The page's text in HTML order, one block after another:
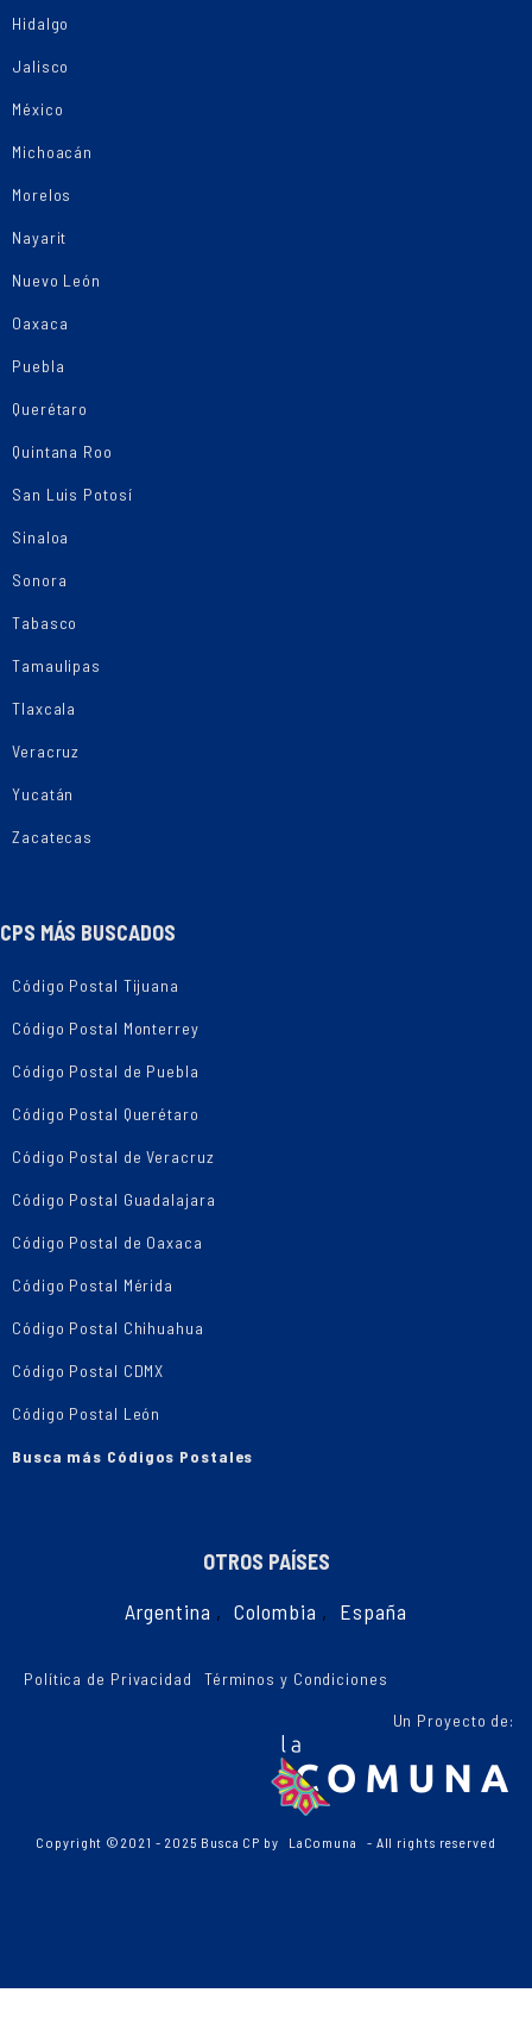
Hidalgo
Jalisco
México
Michoacán
Morelos
Nayarit
Nuevo León
Oaxaca
Puebla
Querétaro
Quintana Roo
San Luis Potosí
Sinaloa
Sonora
Tabasco
Tamaulipas
Tlaxcala
Veracruz
Yucatán
Zacatecas
CPS MÁS BUSCADOS
Código Postal Tijuana
Código Postal Monterrey
Código Postal de Puebla
Código Postal Querétaro
Código Postal de Veracruz
Código Postal Guadalajara
Código Postal de Oaxaca
Código Postal Mérida
Código Postal Chihuahua
Código Postal CDMX
Código Postal León
Busca más Códigos Postales
OTROS PAÍSES
Argentina , Colombia , España
Política de Privacidad Términos y Condiciones
Un Proyecto de:
Copyright ©2021 - 2025 Busca CP by LaComuna - All rights reserved